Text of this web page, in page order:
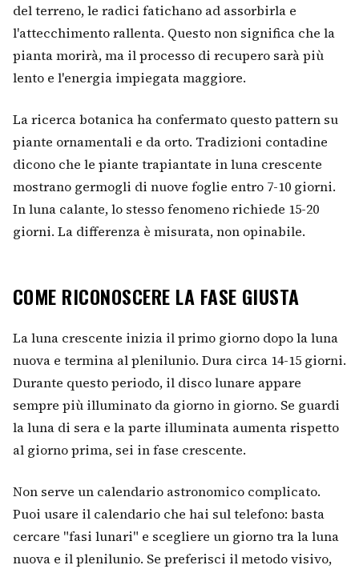
del terreno, le radici fatichano ad assorbirla e
l'attecchimento rallenta. Questo non significa che la
pianta morirà, ma il processo di recupero sarà più
lento e l'energia impiegata maggiore.
La ricerca botanica ha confermato questo pattern su
piante ornamentali e da orto. Tradizioni contadine
dicono che le piante trapiantate in luna crescente
mostrano germogli di nuove foglie entro 7-10 giorni.
In luna calante, lo stesso fenomeno richiede 15-20
giorni. La differenza è misurata, non opinabile.
COME RICONOSCERE LA FASE GIUSTA
La luna crescente inizia il primo giorno dopo la luna
nuova e termina al plenilunio. Dura circa 14-15 giorni.
Durante questo periodo, il disco lunare appare
sempre più illuminato da giorno in giorno. Se guardi
la luna di sera e la parte illuminata aumenta rispetto
al giorno prima, sei in fase crescente.
Non serve un calendario astronomico complicato.
Puoi usare il calendario che hai sul telefono: basta
cercare "fasi lunari" e scegliere un giorno tra la luna
nuova e il plenilunio. Se preferisci il metodo visivo,